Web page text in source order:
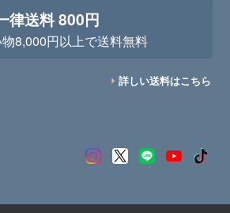
律送料 800円
8,000円以上で送料無料
詳しい送料はこちら